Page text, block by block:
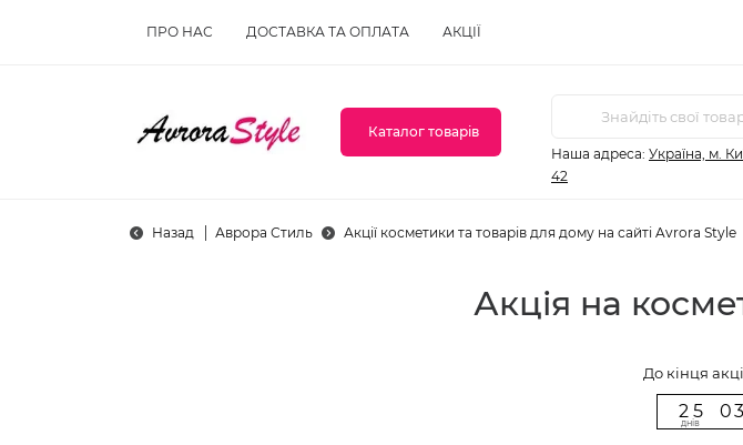
ПРО НАС ДОСТАВКА ТА ОПЛАТА АКЦІЇ
Каталог товарів
Наша адреса: Україна, м.
42
Назад Аврора Стиль Акції косметики та товарів для дому на сайті Avrora Style
Акція на
До кінця
2
2
5
5
днiв
0
0
3
3